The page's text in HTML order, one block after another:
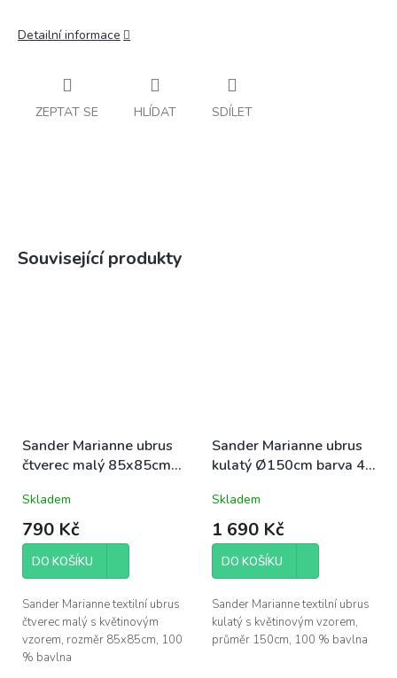
Detailní informace
ZEPTAT SE HLÍDAT SDÍLET
Související produkty
Sander Marianne ubrus
čtverec malý 85x85cm
Skladem
790 Kč
DO KOŠÍKU
Sander Marianne textilní ubrus
čtverec malý s květinovým
vzorem, rozměr 85x85cm, 100
% bavlna
Sander Marianne ubrus
kulatý Ø150cm barva 40
Skladem
1 690 Kč
DO KOŠÍKU
Sander Marianne textilní ubrus
kulatý s květinovým vzorem,
průměr 150cm, 100 % bavlna